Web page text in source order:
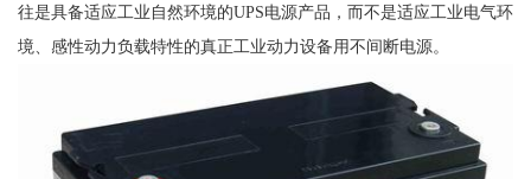
往是具备适应工业自然环境的UPS电源产品，而不是适应工业电气环
境、感性动力负载特性的真正工业动力设备用不间断电源。